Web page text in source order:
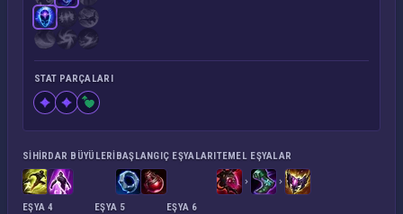
STAT PARÇALARI
SIHIRDAR BÜYÜLERIBAŞLANGIÇ EŞYALARITEMEL EŞYALAR
EŞYA 4 EŞYA 5 EŞYA 6